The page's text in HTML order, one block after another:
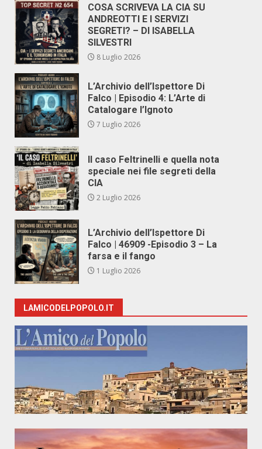
COSA SCRIVEVA LA CIA SU
ANDREOTTI E I SERVIZI
SEGRETI? – DI ISABELLA
SILVESTRI
8 Luglio 2026
L’Archivio dell’Ispettore Di
Falco | Episodio 4: L’Arte di
Catalogare l’Ignoto
7 Luglio 2026
Il caso Feltrinelli e quella nota
speciale nei file segreti della
CIA
2 Luglio 2026
L’Archivio dell’Ispettore Di
Falco | 46909 -Episodio 3 – La
farsa e il fango
1 Luglio 2026
LAMICODELPOPOLO.IT